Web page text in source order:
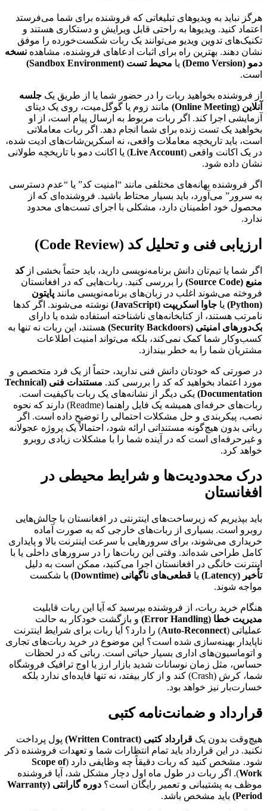
هرگز نباید به ویدیوهای تبلیغاتی که فروشنده برای شما می‌فرستد
اعتماد کنید. ویدیوها به راحتی قابل ویرایش و دستکاری هستند و
تکنیک‌های تدوین ویدیو می‌توانند یک ربات شکست‌خورده را موفق
نشان دهند. بهترین راه برای اثبات ادعاهای فروشنده، مشاهده نسخه
دمو (Demo Version)
یا محیط تست (Sandbox Environment)
است.
از فروشنده بخواهید ربات را در حضور شما یا از طریق یک جلسه
آنلاین (Online Meeting)
مانند زوم یا گوگل‌میت، روی یک دیتای
آزمایشی اجرا کند. اگر ربات مربوط به ارسال پیام است، از او
بخواهید یک تست زنده برای شما انجام دهد. اگر ربات معاملاتی
است، باید تاریخچه معاملات واقعی، نه اسکرین‌شات‌های ادیت شده،
در یک اکانت واقعی (Live Account) یا اکانت دمو با تاریخچه طولانی
نشان داده شود.
اگر فروشنده بهانه‌های مختلفی مانند “امنیت کد” یا “عدم دسترسی
به سرور” می‌آورد، باید بسیار محتاط باشید. فروشنده‌ای که از
محصول خود اطمینان دارد، مشکلی با اجرای تست‌های محدود
ندارد.
ارزیابی فنی و تحلیل کد (Code Review)
اگر شما یا تیم‌تان دانش برنامه‌نویسی دارید، باید حتماً بخشی ازکد
منبع (Source Code)
را بررسی کنید. ربات‌هایی که در افغانستان
فروخته می‌شوند اغلب در زبان‌های برنامه‌نویسی مانند پایتون
(Python)
یا جاوا اسکریپت (JavaScript)
نوشته می‌شوند. اگر کدها
نامرتب هستند، از کتابخانه‌های ناشناخته استفاده شده یا دارای
بک‌دورهای امنیتی (Security Backdoors)
هستند، این ربات نه تنها به
کسب‌وکار شما کمک نمی‌کند، بلکه می‌تواند امنیت اطلاعات
مشتریان شما را به خطر بیندازد.
در صورتی که خودتان دانش فنی ندارید، حتماً از یک فرد متخصص و
مورد اعتماد بخواهید که کد را بررسی کند.
مستندات فنی (Technical
Documentation) یکی دیگر از نشانه‌های یک ربات باکیفیت است.
ربات‌های حرفه‌ای همیشه یک فایل راهنما (Readme) دارند که نحوه
نصب، پیکربندی و حل مشکلات احتمالی را توضیح داده است. اگر
رباتی بدون هیچ‌گونه مستنداتی ارائه شود، احتمالاً یک پروژه عجولانه
و غیرحرفه‌ای است که در آینده شما را با مشکلات زیادی روبرو
خواهد کرد.
درک محدودیت‌ها و شرایط محیطی در
افغانستان
باید بپذیریم که زیرساخت‌های اینترنتی در افغانستان با چالش‌هایی
روبرو است. بسیاری از ربات‌های خارجی که به صورت آماده
خریداری می‌شوند، برای سرورهایی با سرعت اینترنت بالا و پایداری
کامل طراحی شده‌اند. وقتی این ربات‌ها را در سرورهای داخلی یا با
اینترنت خانگی در افغانستان اجرا می‌کنید، ممکن است به دلیل
تأخیر (Latency)
یا قطعی‌های ناگهانی (Downtime)
با شکست
مواجه شوند.
هنگام خرید ربات، از فروشنده بپرسید که آیا این ربات قابلیت
مدیریت خطا (Error Handling)
و بازگشت خودکار به حالت
عملیاتی (Auto-Reconnect) را دارد؟ آیا ربات برای شرایط اینترنت
ناپایدار بهینه‌سازی شده است؟ این موضوع در خرید ربات‌های تجاری
و اتوماسیون‌های اداری بسیار حیاتی است. رباتی که در لحظات
حساس، مثل زمان نوسانات شدید بازار ارز یا اوج ترافیک فروشگاه
شما، کرش (Crash) کند و از کار بیفتد، نه تنها فایده‌ای ندارد بلکه
خسارت‌بار نیز خواهد بود.
قرارداد و ضمانت‌نامه کتبی
هیچ‌وقت بدون یک قرارداد کتبی (Written Contract)
پول پرداخت
نکنید. در این قرارداد باید تمام انتظارات شما و تعهدات فروشنده ذکر
شود. مشخص کنید که ربات دقیقاً چه وظایفی دارد (Scope of
Work). اگر ربات در طول ماه اول دچار مشکل شد، آیا فروشنده
موظف به پشتیبانی و تعمیر رایگان است؟
دوره گارانتی (Warranty
Period) باید مشخص باشد.